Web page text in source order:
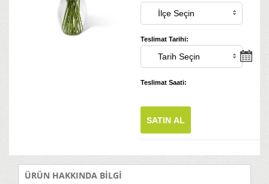
Teslimat Tarihi:
Teslimat Saati:
SATIN AL
ÜRÜN HAKKINDA BİLGİ